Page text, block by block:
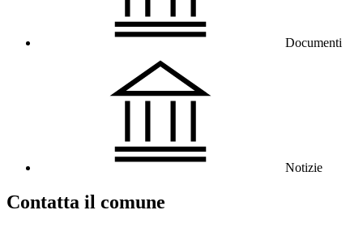
Documenti
Notizie
Contatta il comune